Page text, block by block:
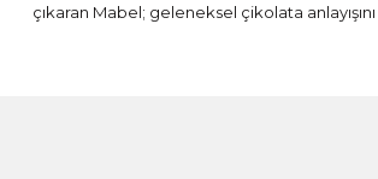
çıkaran Mabel; geleneksel çikolata